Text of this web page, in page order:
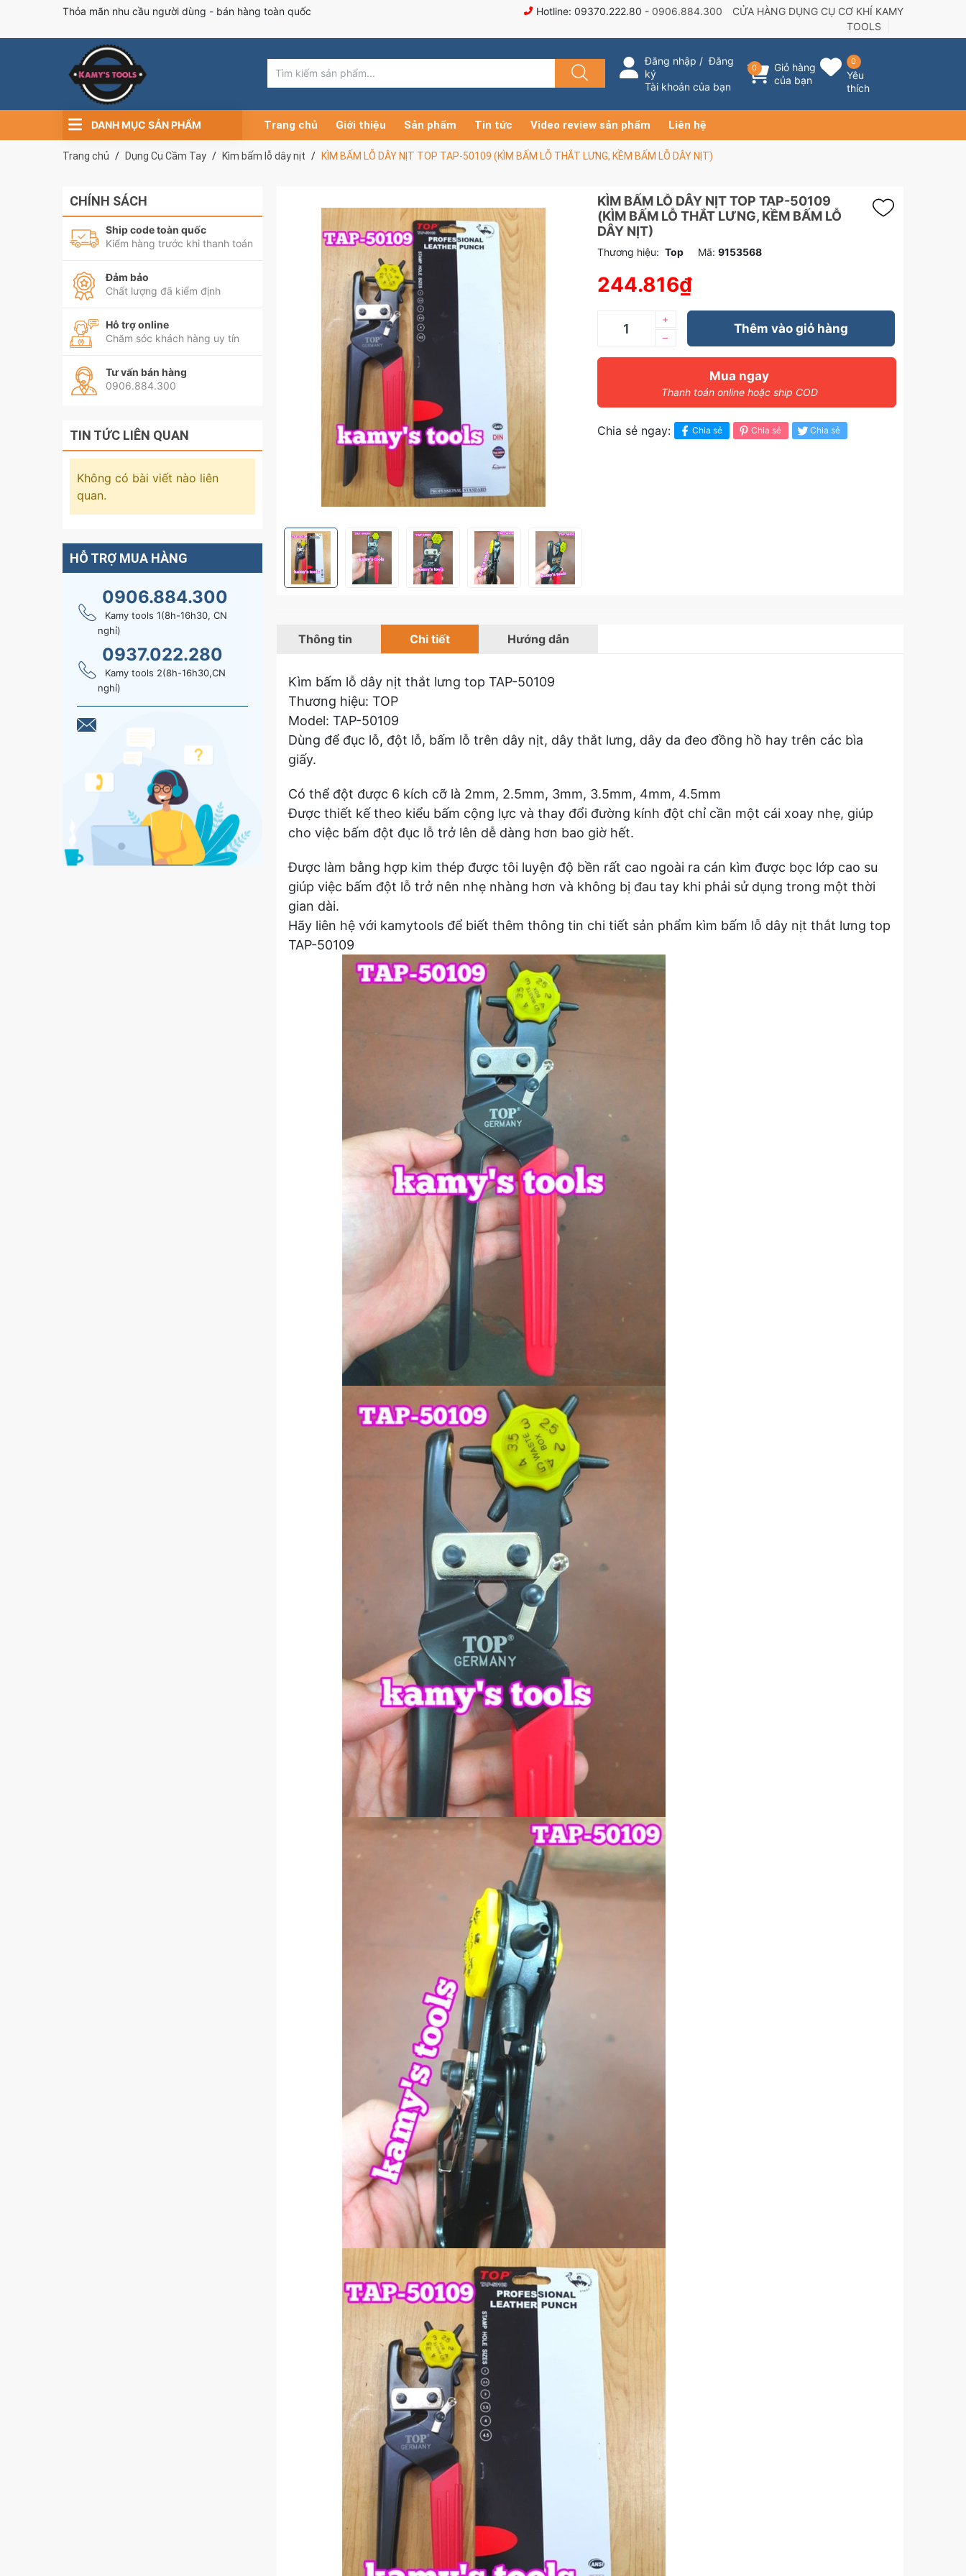
Thỏa mãn nhu cầu người dùng - bán hàng toàn quốc Hotline: 09370.222.80 - 0906.884.300
CỬA HÀNG DỤNG CỤ CƠ KHÍ KAMY
TOOLS
Đăng nhập /Đăng
ký
Tài khoản của bạn
0
Giỏ hàng
của bạn
0
Yêu
thích
DANH MỤC SẢN PHẨM Trang chủ Giới thiệu Sản phẩm Tin tức Video review sản phẩm Liên hệ
Trang chủ Dụng Cụ Cầm Tay Kìm bấm lỗ dây nịt KÌM BẤM LỖ DÂY NỊT TOP TAP-50109 (KÌM BẤM LỖ THẮT LƯNG, KỀM BẤM LỖ DÂY NỊT)
KÌM BẤM LỖ DÂY NỊT TOP TAP-50109
(KÌM BẤM LỖ THẮT LƯNG, KỀM BẤM LỖ
DÂY NỊT)
Thương hiệu: Top Mã: 9153568
244.816₫
–
+
Thêm vào giỏ hàng
Mua ngay
Thanh toán online hoặc ship COD
Chia sẻ ngay: Chia sẻ Chia sẻ Chia sẻ
Thông tin Chi tiết Hướng dẫn
Kìm bấm lỗ dây nịt thắt lưng top TAP-50109
Thương hiệu: TOP
Model: TAP-50109
Dùng để đục lỗ, đột lỗ, bấm lỗ trên dây nịt, dây thắt lưng, dây da đeo đồng hồ hay trên các bìa
giấy.
Có thể đột được 6 kích cỡ là 2mm, 2.5mm, 3mm, 3.5mm, 4mm, 4.5mm
Được thiết kế theo kiểu bấm cộng lực và thay đổi đường kính đột chỉ cần một cái xoay nhẹ, giúp
cho việc bấm đột đục lỗ trở lên dễ dàng hơn bao giờ hết.
Được làm bằng hợp kim thép được tôi luyện độ bền rất cao ngoài ra cán kìm được bọc lớp cao su
giúp việc bấm đột lỗ trở nên nhẹ nhàng hơn và không bị đau tay khi phải sử dụng trong một thời
gian dài.
Hãy liên hệ với kamytools để biết thêm thông tin chi tiết sản phẩm kìm bấm lỗ dây nịt thắt lưng top
TAP-50109
CHÍNH SÁCH
Ship code toàn quốc
Kiểm hàng trước khi thanh toán
Đảm bảo
Chất lượng đã kiểm định
Hỗ trợ online
Chăm sóc khách hàng uy tín
Tư vấn bán hàng
0906.884.300
TIN TỨC LIÊN QUAN
Không có bài viết nào liên
quan.
HỖ TRỢ MUA HÀNG
0906.884.300
Kamy tools 1(8h-16h30, CN
nghỉ)
0937.022.280
Kamy tools 2(8h-16h30,CN
nghỉ)